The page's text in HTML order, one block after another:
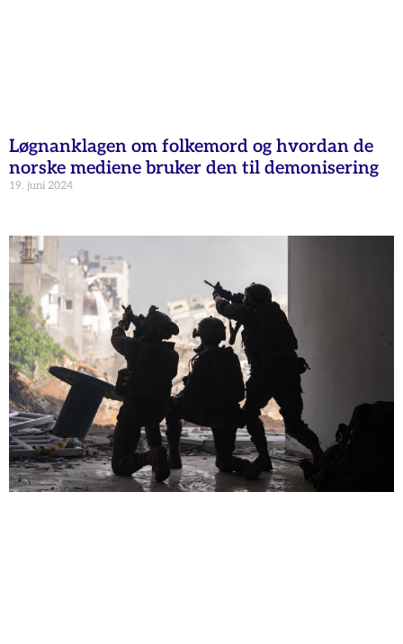
Løgnanklagen om folkemord og hvordan de
norske mediene bruker den til demonisering
19. juni 2024